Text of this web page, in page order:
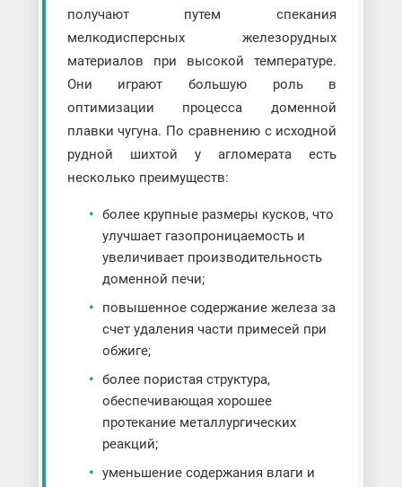
получают путем спекания
мелкодисперсных железорудных
материалов при высокой температуре.
Они играют большую роль в
оптимизации процесса доменной
плавки чугуна. По сравнению с исходной
рудной шихтой у агломерата есть
несколько преимуществ:
более крупные размеры кусков, что
улучшает газопроницаемость и
увеличивает производительность
доменной печи;
повышенное содержание железа за
счет удаления части примесей при
обжиге;
более пористая структура,
обеспечивающая хорошее
протекание металлургических
реакций;
уменьшение содержания влаги и